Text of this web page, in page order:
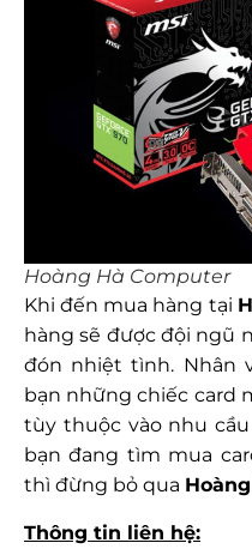
Hoàng Hà Computer
Khi đến mua hàng tại
hàng sẽ được đội ngũ
đón nhiệt tình. Nhân
bạn những chiếc card
tùy thuộc vào nhu
bạn đang tìm mua
thì đừng bỏ qua
Thông tin liên hệ: